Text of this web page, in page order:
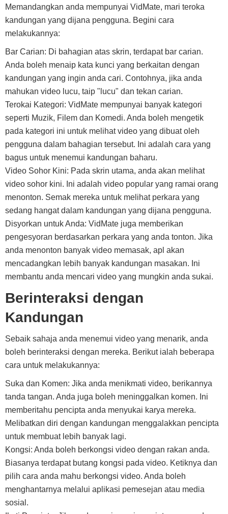
Memandangkan anda mempunyai VidMate, mari teroka
kandungan yang dijana pengguna. Begini cara
melakukannya:
Bar Carian: Di bahagian atas skrin, terdapat bar carian.
Anda boleh menaip kata kunci yang berkaitan dengan
kandungan yang ingin anda cari. Contohnya, jika anda
mahukan video lucu, taip "lucu" dan tekan carian.
Terokai Kategori: VidMate mempunyai banyak kategori
seperti Muzik, Filem dan Komedi. Anda boleh mengetik
pada kategori ini untuk melihat video yang dibuat oleh
pengguna dalam bahagian tersebut. Ini adalah cara yang
bagus untuk menemui kandungan baharu.
Video Sohor Kini: Pada skrin utama, anda akan melihat
video sohor kini. Ini adalah video popular yang ramai orang
menonton. Semak mereka untuk melihat perkara yang
sedang hangat dalam kandungan yang dijana pengguna.
Disyorkan untuk Anda: VidMate juga memberikan
pengesyoran berdasarkan perkara yang anda tonton. Jika
anda menonton banyak video memasak, apl akan
mencadangkan lebih banyak kandungan masakan. Ini
membantu anda mencari video yang mungkin anda sukai.
Berinteraksi dengan
Kandungan
Sebaik sahaja anda menemui video yang menarik, anda
boleh berinteraksi dengan mereka. Berikut ialah beberapa
cara untuk melakukannya:
Suka dan Komen: Jika anda menikmati video, berikannya
tanda tangan. Anda juga boleh meninggalkan komen. Ini
memberitahu pencipta anda menyukai karya mereka.
Melibatkan diri dengan kandungan menggalakkan pencipta
untuk membuat lebih banyak lagi.
Kongsi: Anda boleh berkongsi video dengan rakan anda.
Biasanya terdapat butang kongsi pada video. Ketiknya dan
pilih cara anda mahu berkongsi video. Anda boleh
menghantarnya melalui aplikasi pemesejan atau media
sosial.